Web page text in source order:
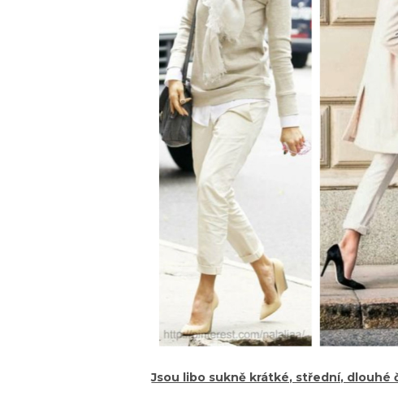
Jsou libo sukně krátké, střední, dlouhé